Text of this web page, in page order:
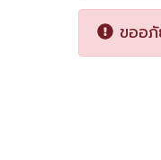
ขออ